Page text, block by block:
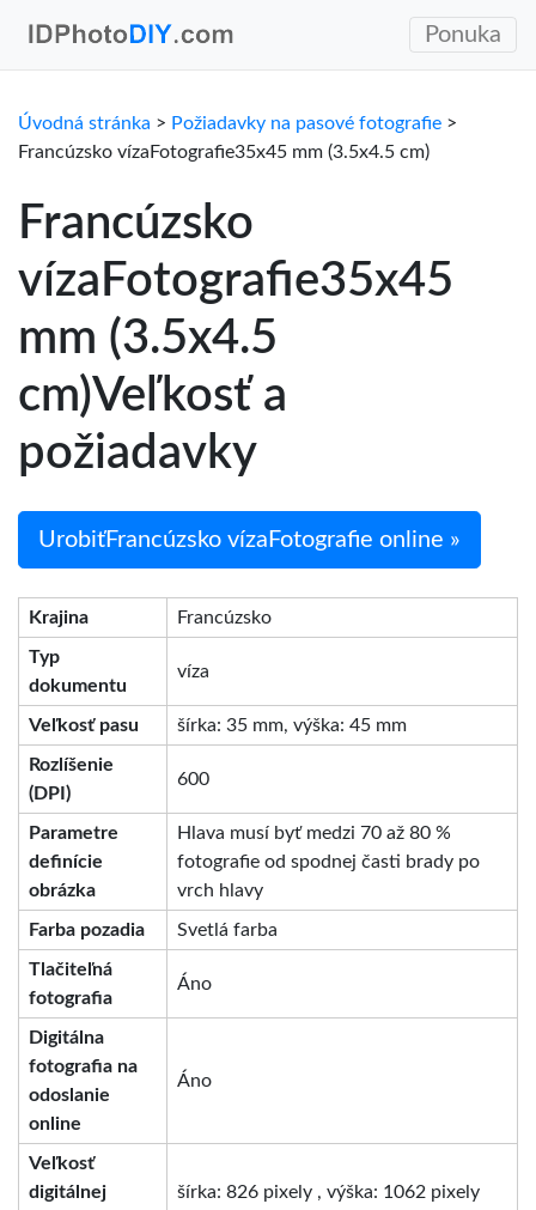
Ponuka
Úvodná stránka > Požiadavky na pasové fotografie >
Francúzsko vízaFotografie35x45 mm (3.5x4.5 cm)
Francúzsko
vízaFotografie35x45
mm (3.5x4.5
cm)Veľkosť a
požiadavky
UrobiťFrancúzsko vízaFotografie online »
Krajina Francúzsko
Typ
dokumentu
víza
Veľkosť pasu šírka: 35 mm, výška: 45 mm
Rozlíšenie
(DPI)
600
Parametre
definície
obrázka
Hlava musí byť medzi 70 až 80 %
fotografie od spodnej časti brady po
vrch hlavy
Farba pozadia Svetlá farba
Tlačiteľná
fotografia
Áno
Digitálna
fotografia na
odoslanie
online
Áno
Veľkosť
digitálnej
šírka: 826 pixely , výška: 1062 pixely